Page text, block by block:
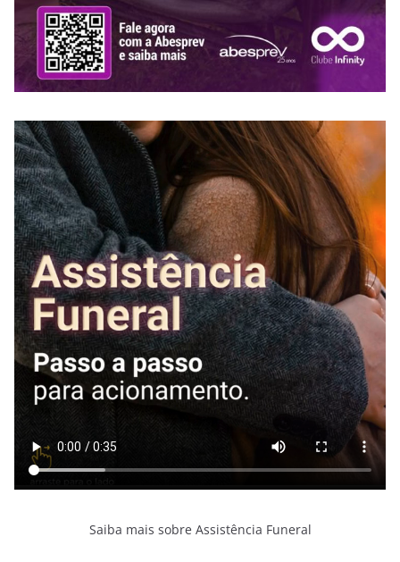
Saiba mais sobre Assistência Funeral